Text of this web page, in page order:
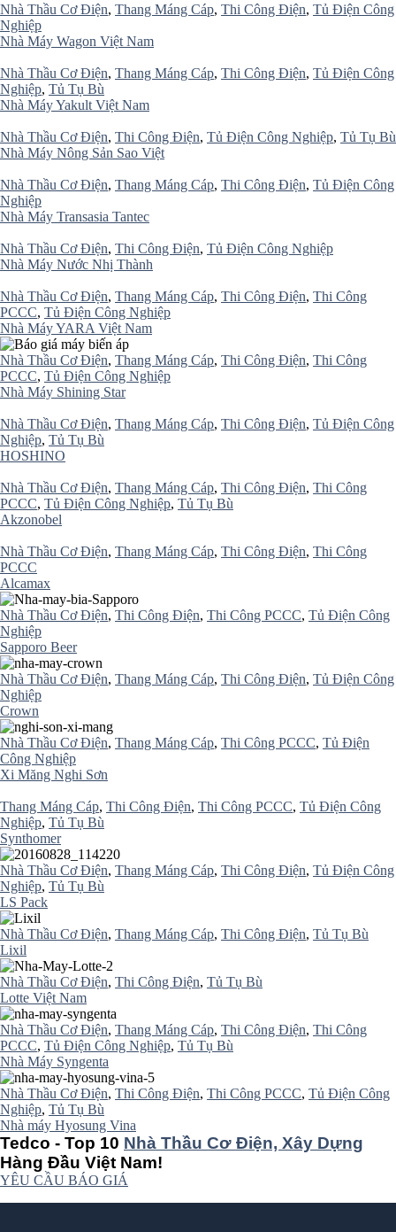
Nhà Thầu Cơ Điện, Thang Máng Cáp, Thi Công Điện, Tủ Điện Công
Nghiệp
Nhà Máy Wagon Việt Nam
Nhà Thầu Cơ Điện, Thang Máng Cáp, Thi Công Điện, Tủ Điện Công
Nghiệp, Tủ Tụ Bù
Nhà Máy Yakult Việt Nam
Nhà Thầu Cơ Điện, Thi Công Điện, Tủ Điện Công Nghiệp, Tủ Tụ Bù
Nhà Máy Nông Sản Sao Việt
Nhà Thầu Cơ Điện, Thang Máng Cáp, Thi Công Điện, Tủ Điện Công
Nghiệp
Nhà Máy Transasia Tantec
Nhà Thầu Cơ Điện, Thi Công Điện, Tủ Điện Công Nghiệp
Nhà Máy Nước Nhị Thành
Nhà Thầu Cơ Điện, Thang Máng Cáp, Thi Công Điện, Thi Công
PCCC, Tủ Điện Công Nghiệp
Nhà Máy YARA Việt Nam
Nhà Thầu Cơ Điện, Thang Máng Cáp, Thi Công Điện, Thi Công
PCCC, Tủ Điện Công Nghiệp
Nhà Máy Shining Star
Nhà Thầu Cơ Điện, Thang Máng Cáp, Thi Công Điện, Tủ Điện Công
Nghiệp, Tủ Tụ Bù
HOSHINO
Nhà Thầu Cơ Điện, Thang Máng Cáp, Thi Công Điện, Thi Công
PCCC, Tủ Điện Công Nghiệp, Tủ Tụ Bù
Akzonobel
Nhà Thầu Cơ Điện, Thang Máng Cáp, Thi Công Điện, Thi Công
PCCC
Alcamax
Nhà Thầu Cơ Điện, Thi Công Điện, Thi Công PCCC, Tủ Điện Công
Nghiệp
Sapporo Beer
Nhà Thầu Cơ Điện, Thang Máng Cáp, Thi Công Điện, Tủ Điện Công
Nghiệp
Crown
Nhà Thầu Cơ Điện, Thang Máng Cáp, Thi Công PCCC, Tủ Điện
Công Nghiệp
Xi Măng Nghi Sơn
Thang Máng Cáp, Thi Công Điện, Thi Công PCCC, Tủ Điện Công
Nghiệp, Tủ Tụ Bù
Synthomer
Nhà Thầu Cơ Điện, Thang Máng Cáp, Thi Công Điện, Tủ Điện Công
Nghiệp, Tủ Tụ Bù
LS Pack
Nhà Thầu Cơ Điện, Thang Máng Cáp, Thi Công Điện, Tủ Tụ Bù
Lixil
Nhà Thầu Cơ Điện, Thi Công Điện, Tủ Tụ Bù
Lotte Việt Nam
Nhà Thầu Cơ Điện, Thang Máng Cáp, Thi Công Điện, Thi Công
PCCC, Tủ Điện Công Nghiệp, Tủ Tụ Bù
Nhà Máy Syngenta
Nhà Thầu Cơ Điện, Thi Công Điện, Thi Công PCCC, Tủ Điện Công
Nghiệp, Tủ Tụ Bù
Nhà máy Hyosung Vina
Tedco - Top 10 Nhà Thầu Cơ Điện, Xây Dựng
Hàng Đầu Việt Nam!
YÊU CẦU BÁO GIÁ